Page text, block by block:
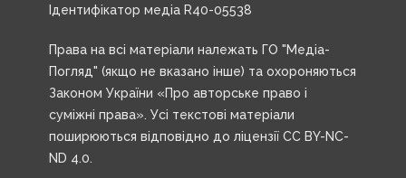
Ідентифікатор медіа R40-05538
Права на всі матеріали належать ГО "Медіа-
Погляд" (якщо не вказано інше) та охороняються
Законом України «Про авторське право і
суміжні права». Усі текстові матеріали
поширюються відповідно до ліцензії CC BY-NC-
ND 4.0.